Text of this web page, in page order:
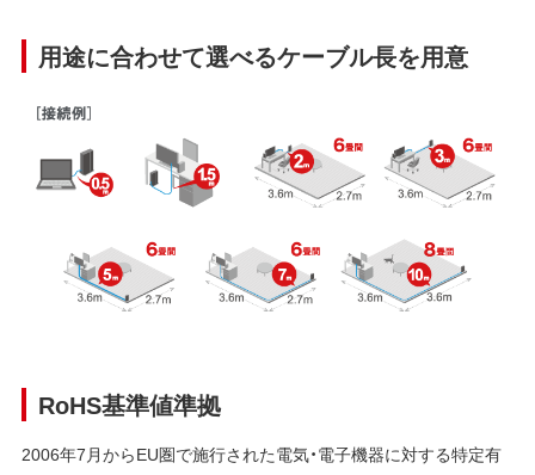
用途に合わせて選べるケーブル長を用意
RoHS基準値準拠
2006年7月からEU圏で施行された電気・電子機器に対する特定有